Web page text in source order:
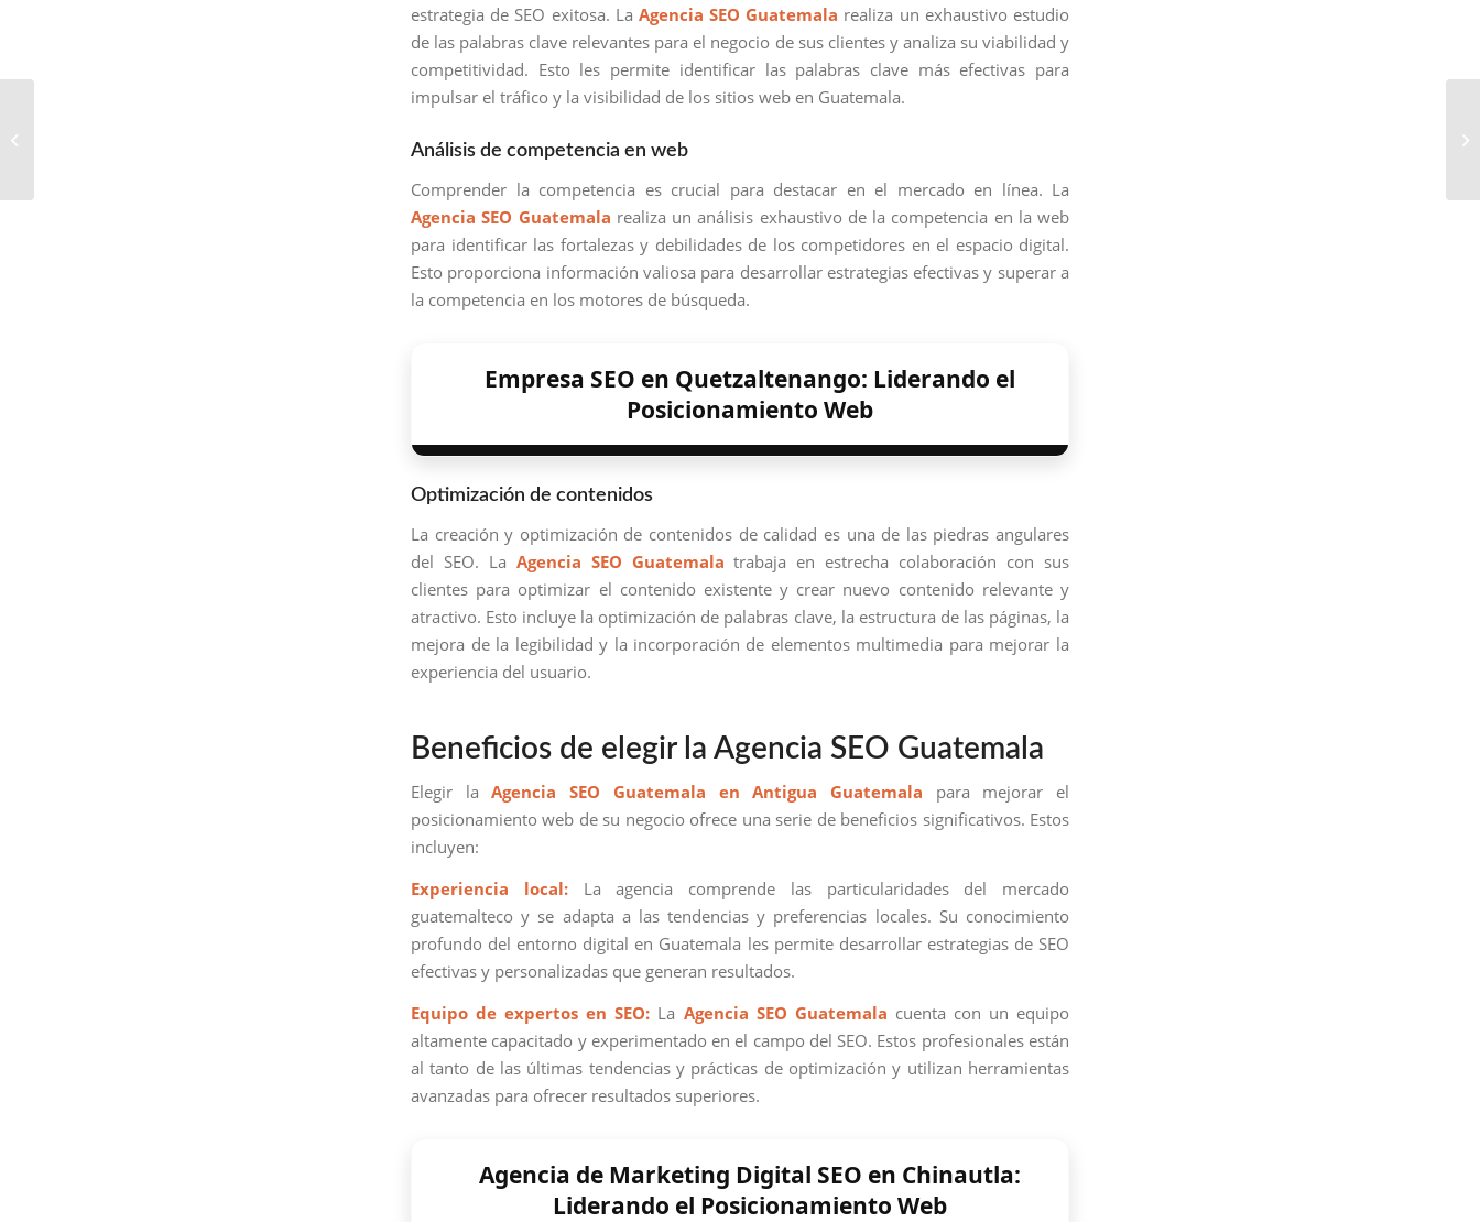
estrategia de SEO exitosa. La Agencia SEO Guatemala realiza un exhaustivo estudio
de las palabras clave relevantes para el negocio de sus clientes y analiza su viabilidad y
competitividad. Esto les permite identificar las palabras clave más efectivas para
impulsar el tráfico y la visibilidad de los sitios web en Guatemala.
Análisis de competencia en web
Comprender la competencia es crucial para destacar en el mercado en línea. La
Agencia SEO Guatemala realiza un análisis exhaustivo de la competencia en la web
para identificar las fortalezas y debilidades de los competidores en el espacio digital.
Esto proporciona información valiosa para desarrollar estrategias efectivas y superar a
la competencia en los motores de búsqueda.
Empresa SEO en Quetzaltenango: Liderando el
Posicionamiento Web
Optimización de contenidos
La creación y optimización de contenidos de calidad es una de las piedras angulares
del SEO. La Agencia SEO Guatemala trabaja en estrecha colaboración con sus
clientes para optimizar el contenido existente y crear nuevo contenido relevante y
atractivo. Esto incluye la optimización de palabras clave, la estructura de las páginas, la
mejora de la legibilidad y la incorporación de elementos multimedia para mejorar la
experiencia del usuario.
Beneficios de elegir la Agencia SEO Guatemala
Elegir laAgencia SEO Guatemala en Antigua Guatemala para mejorar el
posicionamiento web de su negocio ofrece una serie de beneficios significativos. Estos
incluyen:
Experiencia local:La agencia comprende las particularidades del mercado
guatemalteco y se adapta a las tendencias y preferencias locales. Su conocimiento
profundo del entorno digital en Guatemala les permite desarrollar estrategias de SEO
efectivas y personalizadas que generan resultados.
Equipo de expertos en SEO: La Agencia SEO Guatemala cuenta con un equipo
altamente capacitado y experimentado en el campo del SEO. Estos profesionales están
al tanto de las últimas tendencias y prácticas de optimización y utilizan herramientas
avanzadas para ofrecer resultados superiores.
Agencia de Marketing Digital SEO en Chinautla:
Liderando el Posicionamiento Web